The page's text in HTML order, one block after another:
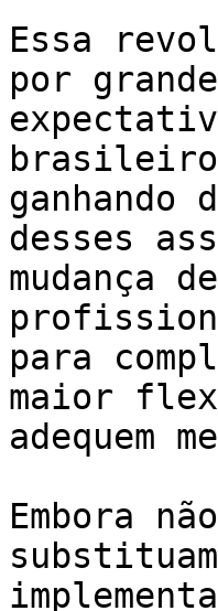
Essa
por
desses
mudança
para
maior
adequem
Embora